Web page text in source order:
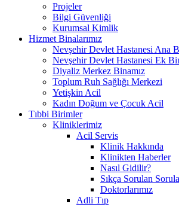
Projeler
Bilgi Güvenliği
Kurumsal Kimlik
Hizmet Binalarımız
Nevşehir Devlet Hastanesi Ana
Nevşehir Devlet Hastanesi Ek
Diyaliz Merkez Binamız
Toplum Ruh Sağlığı Merkezi
Yetişkin Acil
Kadın Doğum ve Çocuk Acil
Tıbbi Birimler
Kliniklerimiz
Acil Servis
Klinik Hakkında
Klinikten Haberler
Nasıl Gidilir?
Sıkça Sorulan
Doktorlarımız
Adli Tıp